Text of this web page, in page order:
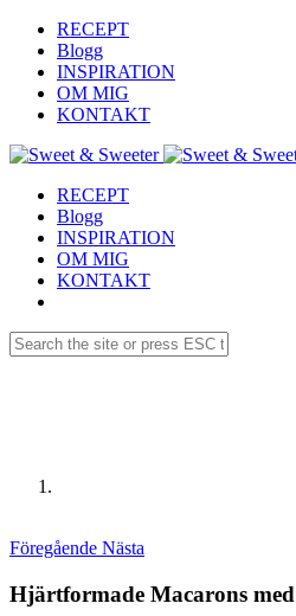
RECEPT
Blogg
INSPIRATION
OM MIG
KONTAKT
RECEPT
Blogg
INSPIRATION
OM MIG
KONTAKT
Föregående Nästa
Hjärtformade Macarons